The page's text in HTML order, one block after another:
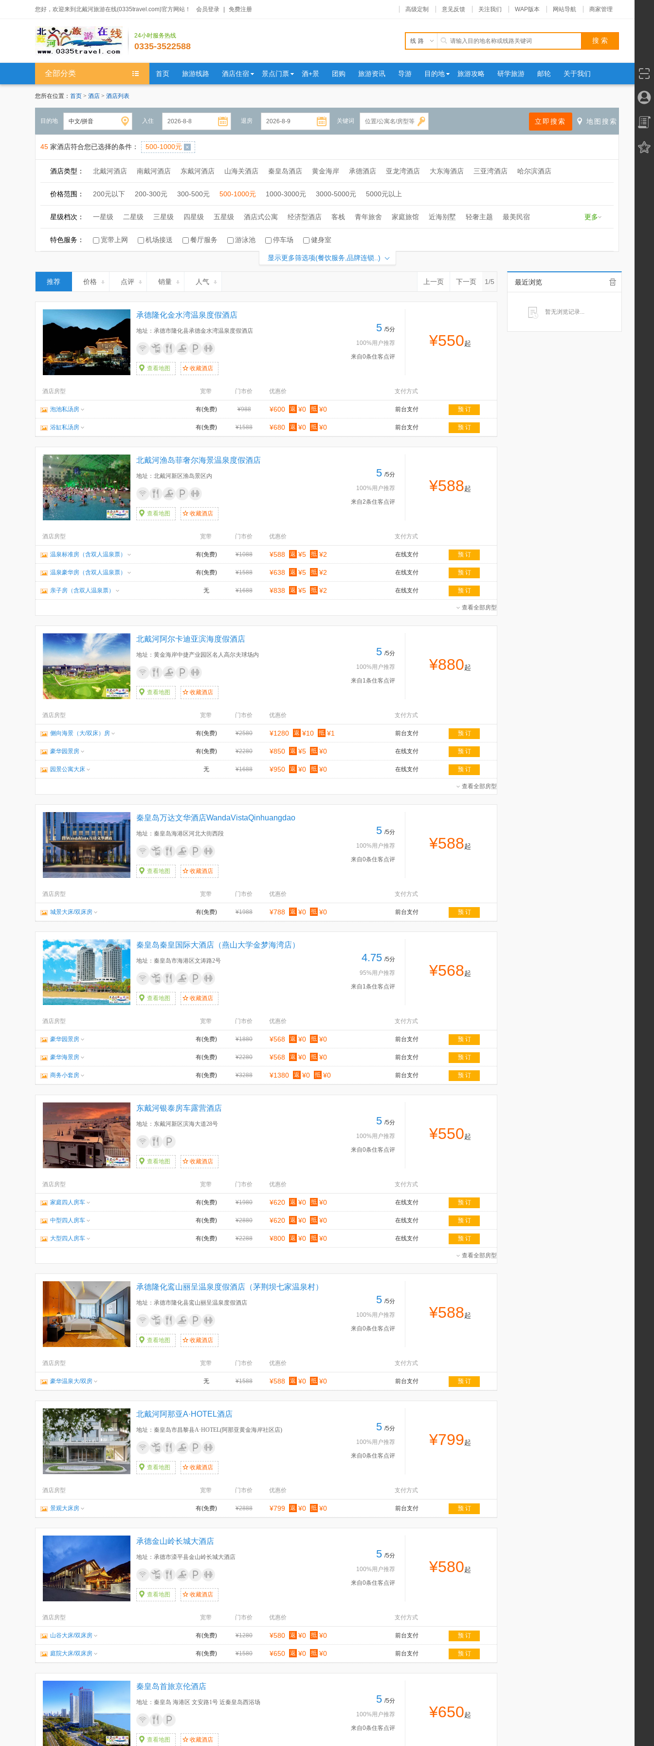
您好，欢迎来到北戴河旅游在线(0335travel.com)官方网站！ 会员登录 免费注册 高级定制 意见反馈 关注我们 WAP版本 网站导航 商家管理
24小时服务热线
0335-3522588
线路
全部分类 首页 旅游线路 酒店住宿 景点门票 酒+景 团购 旅游资讯 导游 目的地 旅游攻略 研学旅游 邮轮 关于我们
您所在位置： 首页 > 酒店 > 酒店列表
目的地 入住 退房 关键词
45 家酒店符合您已选择的条件： 500-1000元
酒店类型： 北戴河酒店 南戴河酒店 东戴河酒店 山海关酒店 秦皇岛酒店 黄金海岸 承德酒店 亚龙湾酒店 大东海酒店 三亚湾酒店 哈尔滨酒店
价格范围： 200元以下 200-300元 300-500元 500-1000元 1000-3000元 3000-5000元 5000元以上
星级档次： 一星级 二星级 三星级 四星级 五星级 酒店式公寓 经济型酒店 客栈 青年旅舍 家庭旅馆 近海别墅 轻奢主题 最美民宿
康养酒店
更多
特色服务： 宽带上网 机场接送 餐厅服务 游泳池 停车场 健身室
显示更多筛选项(餐饮服务,品牌连锁..)
推荐 价格 点评 销量 人气 上一页 下一页 1/5
承德隆化金水湾温泉度假酒店
地址：承德市隆化县承德金水湾温泉度假酒店
查看地图 收藏酒店
5 /5分
100%用户推荐
来自0条住客点评
¥550起
酒店房型 宽带 门市价 优惠价 支付方式
泡池私汤房 有(免费) ¥988 ¥600 返 ¥0 抵 ¥0 前台支付 预 订
浴缸私汤房 有(免费) ¥1588 ¥680 返 ¥0 抵 ¥0 前台支付 预 订
北戴河渔岛菲奢尔海景温泉度假酒店
地址：北戴河新区渔岛景区内
查看地图 收藏酒店
5 /5分
100%用户推荐
来自2条住客点评
¥588起
酒店房型 宽带 门市价 优惠价 支付方式
温泉标准房（含双人温泉票） 有(免费) ¥1088 ¥588 返 ¥5 抵 ¥2 在线支付 预 订
温泉豪华房（含双人温泉票） 有(免费) ¥1588 ¥638 返 ¥5 抵 ¥2 在线支付 预 订
亲子房（含双人温泉票） 无 ¥1688 ¥838 返 ¥5 抵 ¥2 在线支付 预 订
查看全部房型
北戴河阿尔卡迪亚滨海度假酒店
地址：黄金海岸中捷产业园区名人高尔夫球场内
查看地图 收藏酒店
5 /5分
100%用户推荐
来自1条住客点评
¥880起
酒店房型 宽带 门市价 优惠价 支付方式
侧向海景（大/双床）房 有(免费) ¥2580 ¥1280 返 ¥10 抵 ¥1 前台支付 预 订
豪华园景房 有(免费) ¥2280 ¥850 返 ¥5 抵 ¥0 在线支付 预 订
园景公寓大床 无 ¥1688 ¥950 返 ¥0 抵 ¥0 在线支付 预 订
查看全部房型
秦皇岛万达文华酒店WandaVistaQinhuangdao
地址：秦皇岛海港区河北大街西段
查看地图 收藏酒店
5 /5分
100%用户推荐
来自0条住客点评
¥588起
酒店房型 宽带 门市价 优惠价 支付方式
城景大床/双床房 有(免费) ¥1988 ¥788 返 ¥0 抵 ¥0 前台支付 预 订
秦皇岛秦皇国际大酒店（燕山大学金梦海湾店）
地址：秦皇岛市海港区文涛路2号
查看地图 收藏酒店
4.75 /5分
95%用户推荐
来自1条住客点评
¥568起
酒店房型 宽带 门市价 优惠价 支付方式
豪华园景房 有(免费) ¥1880 ¥568 返 ¥0 抵 ¥0 前台支付 预 订
豪华海景房 有(免费) ¥2280 ¥568 返 ¥0 抵 ¥0 前台支付 预 订
商务小套房 有(免费) ¥3288 ¥1380 返 ¥0 抵 ¥0 前台支付 预 订
东戴河银泰房车露营酒店
地址：东戴河新区滨海大道28号
查看地图 收藏酒店
5 /5分
100%用户推荐
来自0条住客点评
¥550起
酒店房型 宽带 门市价 优惠价 支付方式
家庭四人房车 有(免费) ¥1980 ¥620 返 ¥0 抵 ¥0 在线支付 预 订
中型四人房车 有(免费) ¥2880 ¥620 返 ¥0 抵 ¥0 在线支付 预 订
大型四人房车 有(免费) ¥2288 ¥800 返 ¥0 抵 ¥0 在线支付 预 订
查看全部房型
承德隆化鸾山丽呈温泉度假酒店（茅荆坝七家温泉村）
地址：承德市隆化县鸾山丽呈温泉度假酒店
查看地图 收藏酒店
5 /5分
100%用户推荐
来自0条住客点评
¥588起
酒店房型 宽带 门市价 优惠价 支付方式
豪华温泉大/双房 无 ¥1588 ¥588 返 ¥0 抵 ¥0 前台支付 预 订
北戴河阿那亚A·HOTEL酒店
地址：秦皇岛市昌黎县A·HOTEL(阿那亚黄金海岸社区店)
查看地图 收藏酒店
5 /5分
100%用户推荐
来自0条住客点评
¥799起
酒店房型 宽带 门市价 优惠价 支付方式
景观大床房 有(免费) ¥2888 ¥799 返 ¥0 抵 ¥0 前台支付 预 订
承德金山岭长城大酒店
地址：承德市滦平县金山岭长城大酒店
查看地图 收藏酒店
5 /5分
100%用户推荐
来自0条住客点评
¥580起
酒店房型 宽带 门市价 优惠价 支付方式
山谷大床/双床房 有(免费) ¥1280 ¥580 返 ¥0 抵 ¥0 前台支付 预 订
庭院大床/双床房 有(免费) ¥1580 ¥650 返 ¥0 抵 ¥0 前台支付 预 订
秦皇岛首旅京伦酒店
地址：秦皇岛 海港区 文安路1号 近秦皇岛西浴场
查看地图 收藏酒店
5 /5分
100%用户推荐
来自0条住客点评
¥650起
最近浏览
暂无浏览记录...